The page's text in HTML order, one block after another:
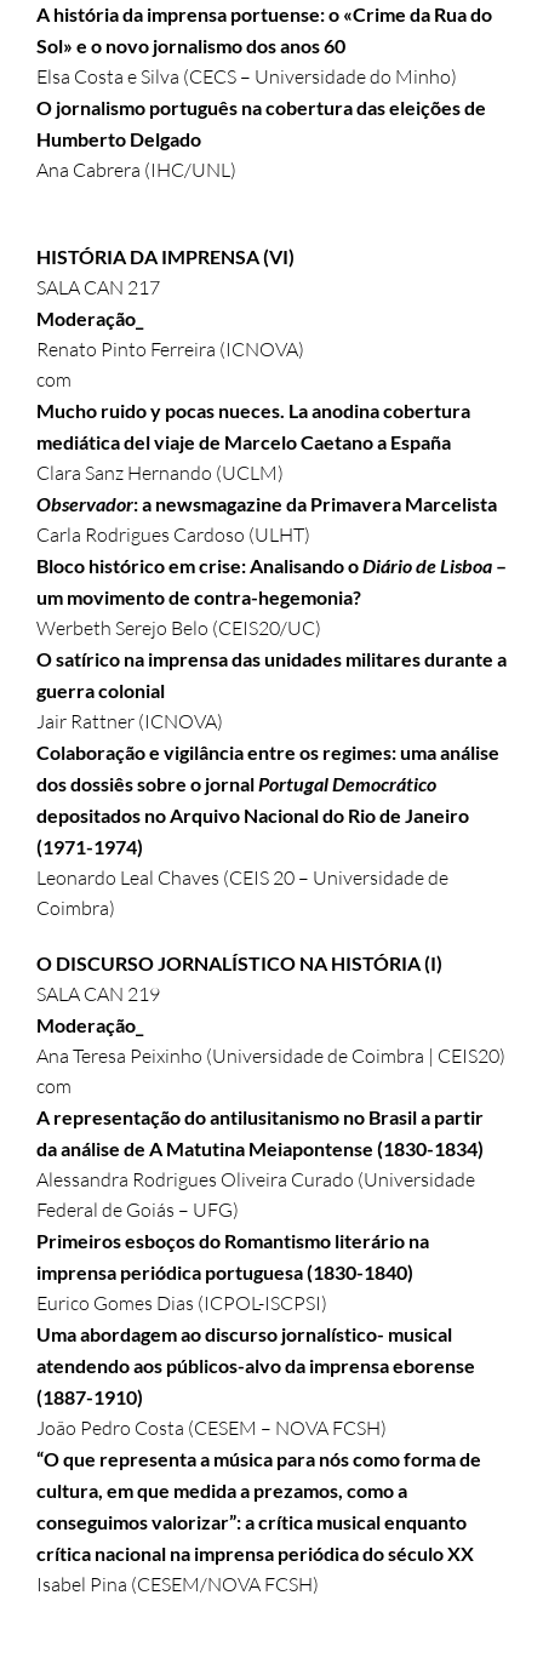
A história da imprensa portuense: o «Crime da Rua do
Sol» e o novo jornalismo dos anos 60
Elsa Costa e Silva (CECS – Universidade do Minho)
O jornalismo português na cobertura das eleições de
Humberto Delgado
Ana Cabrera (IHC/UNL)
HISTÓRIA DA IMPRENSA (VI)
SALA CAN 217
Moderação_
Renato Pinto Ferreira (ICNOVA)
com
Mucho ruido y pocas nueces. La anodina cobertura
mediática del viaje de Marcelo Caetano a España
Clara Sanz Hernando (UCLM)
Observador: a newsmagazine da Primavera Marcelista
Carla Rodrigues Cardoso (ULHT)
Bloco histórico em crise: Analisando oDiário de Lisboa –
um movimento de contra-hegemonia?
Werbeth Serejo Belo (CEIS20/UC)
O satírico na imprensa das unidades militares durante a
guerra colonial
Jair Rattner (ICNOVA)
Colaboração e vigilância entre os regimes: uma análise
dos dossiês sobre o jornalPortugal Democrático
depositados no Arquivo Nacional do Rio de Janeiro
(1971-1974)
Leonardo Leal Chaves (CEIS 20 – Universidade de
Coimbra)
O DISCURSO JORNALÍSTICO NA HISTÓRIA (I)
SALA CAN 219
Moderação_
Ana Teresa Peixinho (Universidade de Coimbra | CEIS20)
com
A representação do antilusitanismo no Brasil a partir
da análise de A Matutina Meiapontense (1830-1834)
Alessandra Rodrigues Oliveira Curado (Universidade
Federal de Goiás – UFG)
Primeiros esboços do Romantismo literário na
imprensa periódica portuguesa (1830-1840)
Eurico Gomes Dias (ICPOL-ISCPSI)
Uma abordagem ao discurso jornalístico- musical
atendendo aos públicos-alvo da imprensa eborense
(1887-1910)
João Pedro Costa (CESEM – NOVA FCSH)
“O que representa a música para nós como forma de
cultura, em que medida a prezamos, como a
conseguimos valorizar”: a crítica musical enquanto
crítica nacional na imprensa periódica do século XX
Isabel Pina (CESEM/NOVA FCSH)